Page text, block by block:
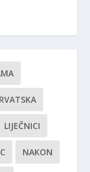
LIJEČNICI
NAKON